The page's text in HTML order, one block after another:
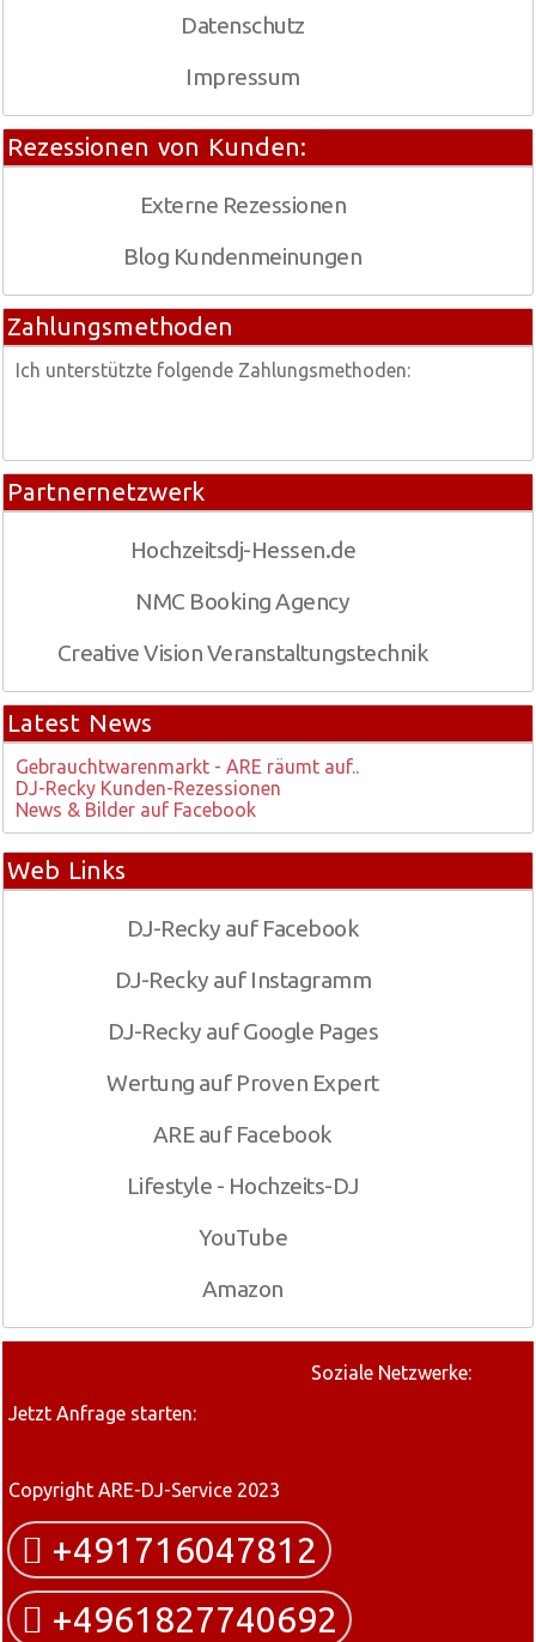
Datenschutz
Impressum
Rezessionen von Kunden:
Externe Rezessionen
Blog Kundenmeinungen
Zahlungsmethoden
Ich unterstützte folgende Zahlungsmethoden:
Partnernetzwerk
Hochzeitsdj-Hessen.de
NMC Booking Agency
Creative Vision Veranstaltungstechnik
Latest News
Gebrauchtwarenmarkt - ARE räumt auf..
DJ-Recky Kunden-Rezessionen
News & Bilder auf Facebook
Web Links
DJ-Recky auf Facebook
DJ-Recky auf Instagramm
DJ-Recky auf Google Pages
Wertung auf Proven Expert
ARE auf Facebook
Lifestyle - Hochzeits-DJ
YouTube
Amazon
Soziale Netzwerke:
Jetzt Anfrage starten:
Copyright ARE-DJ-Service 2023
+491716047812
+4961827740692